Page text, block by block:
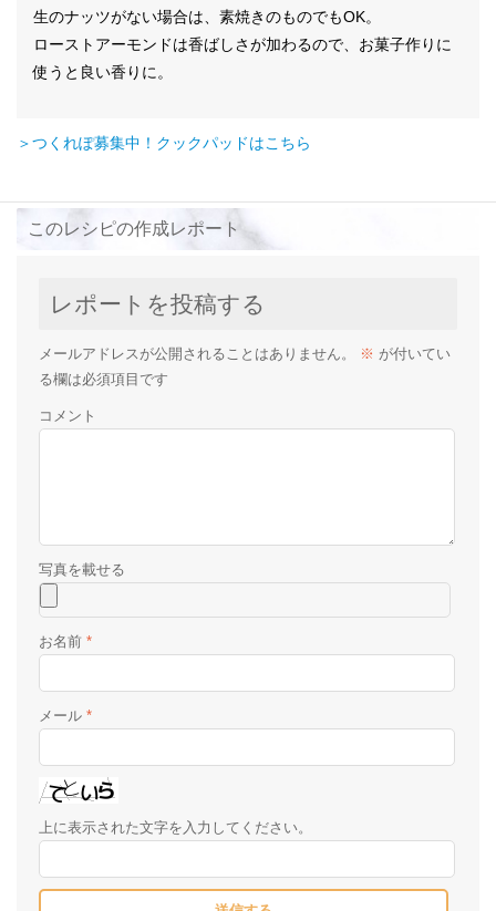
生のナッツがない場合は、素焼きのものでもOK。
ローストアーモンドは香ばしさが加わるので、お菓子作りに
使うと良い香りに。
＞つくれぽ募集中！クックパッドはこちら
このレシピの作成レポート
レポートを投稿する
メールアドレスが公開されることはありません。 ※ が付いてい
る欄は必須項目です
コメント
お名前 *
メール *
上に表示された文字を入力してください。